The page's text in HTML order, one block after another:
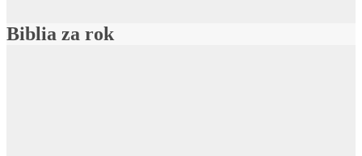
Biblia za rok